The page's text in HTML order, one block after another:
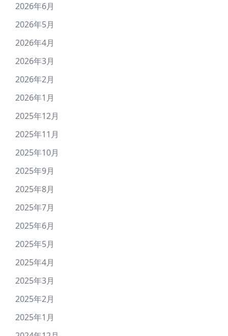
2026年6月
2026年5月
2026年4月
2026年3月
2026年2月
2026年1月
2025年12月
2025年11月
2025年10月
2025年9月
2025年8月
2025年7月
2025年6月
2025年5月
2025年4月
2025年3月
2025年2月
2025年1月